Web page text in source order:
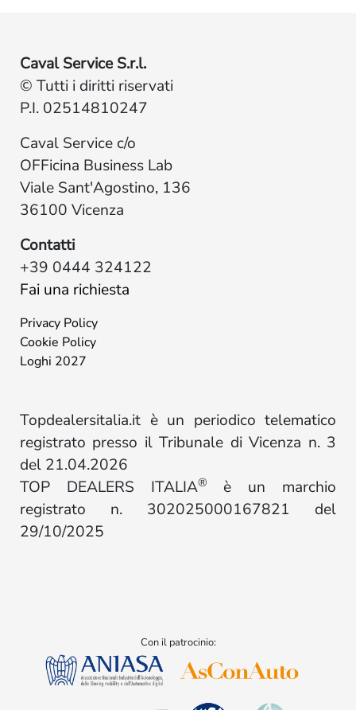
Caval Service S.r.l.
© Tutti i diritti riservati
P.I. 02514810247
Caval Service c/o
OFFicina Business Lab
Viale Sant'Agostino, 136
36100 Vicenza
Contatti
+39 0444 324122
Fai una richiesta
Privacy Policy
Cookie Policy
Loghi 2027
Topdealersitalia.it è un periodico telematico
registrato presso il Tribunale di Vicenza n. 3
del 21.04.2026
TOP DEALERS ITALIA®
è un marchio
registrato n. 302025000167821 del
29/10/2025
Con il patrocinio: